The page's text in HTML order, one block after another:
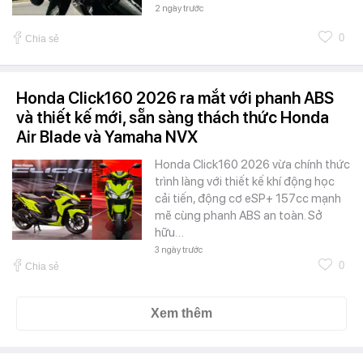
2 ngày trước
Chia sẻ 0
Honda Click160 2026 ra mắt với phanh ABS
và thiết kế mới, sẵn sàng thách thức Honda
Air Blade và Yamaha NVX
Honda Click160 2026 vừa chính thức
trình làng với thiết kế khí động học
cải tiến, động cơ eSP+ 157cc mạnh
mẽ cùng phanh ABS an toàn. Sở
hữu…
3 ngày trước
Chia sẻ 0
Xem thêm